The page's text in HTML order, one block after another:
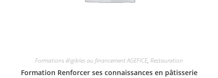
Formations éligibles au financement AGEFICE, Restauration
Formation Renforcer ses connaissances en pâtisserie